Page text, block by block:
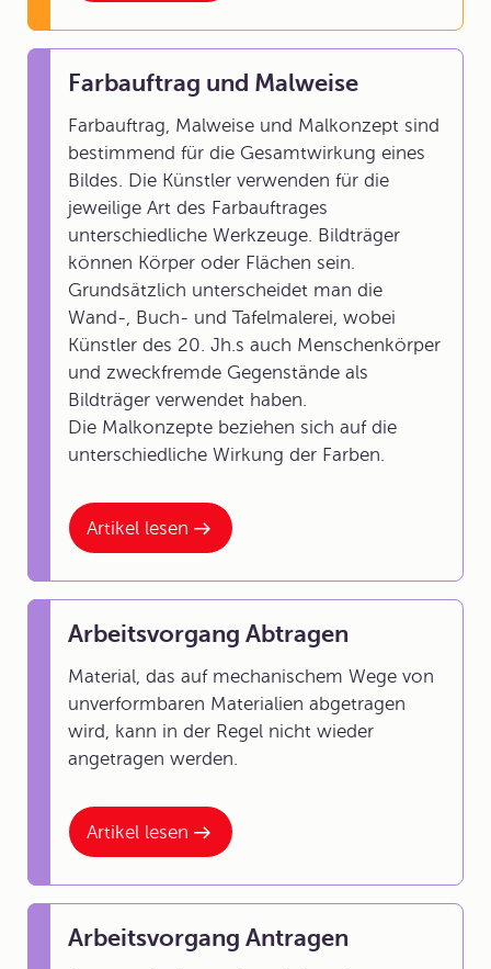
Artikel lesen
Farbauftrag und Malweise
Farbauftrag, Malweise und Malkonzept sind
bestimmend für die Gesamtwirkung eines
Bildes. Die Künstler verwenden für die
jeweilige Art des Farbauftrages
unterschiedliche Werkzeuge. Bildträger
können Körper oder Flächen sein.
Grundsätzlich unterscheidet man die
Wand-, Buch- und Tafelmalerei, wobei
Künstler des 20. Jh.s auch Menschenkörper
und zweckfremde Gegenstände als
Bildträger verwendet haben.
Die Malkonzepte beziehen sich auf die
unterschiedliche Wirkung der Farben.
Artikel lesen
Arbeitsvorgang Abtragen
Material, das auf mechanischem Wege von
unverformbaren Materialien abgetragen
wird, kann in der Regel nicht wieder
angetragen werden.
Arbeitsvorgang Antragen